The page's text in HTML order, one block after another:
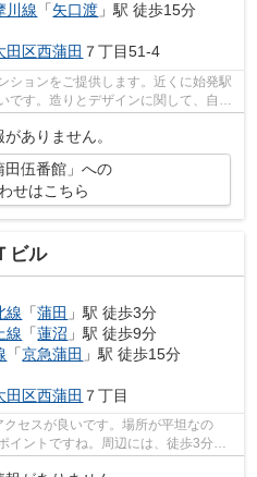
川線 「矢口渡 」駅 徒歩15分
田区西蒲田 ７丁目51-4
ションをご提供します。近くに始発駅
です。造りとデザインに関して、自信
ありません。
田伍番館」への
せはこちら
ビル
線 「蒲田 」駅 徒歩3分
線 「蓮沼 」駅 徒歩9分
「京急蒲田 」駅 徒歩15分
田区西蒲田 ７丁目
セスが良いです。場所が平坦なの
ントですね。周辺には、徒歩3分で
カー...